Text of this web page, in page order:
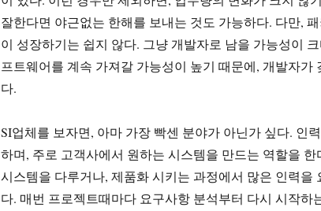
잘한다면 야근없는 한해를 보내는 것도 가능하다. 다만,
이 성장하기는 쉽지 않다. 그냥 개발자로 남을 가능성이
프트웨어를 계속 가져갈 가능성이 높기 때문에, 개발자가
다.
SI업체를 보자면, 아마 가장 빡센 분야가 아닌가 싶다. 인
하며, 주로 고객사에서 원하는 시스템을 만드는 역할을
시스템을 다루거나, 제품화 시키는 과정에서 많은 인력을
다. 매번 프로젝트때마다 요구사항 분석부터 다시 시작하